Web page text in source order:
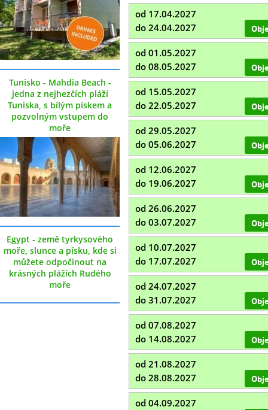
Tunisko - Mahdia Beach -
jedna z nejhezčích pláží
Tuniska, s bílým pískem a
pozvolným vstupem do
moře
Egypt - země tyrkysového
moře, slunce a písku, kde si
můžete odpočinout na
krásných plážích Rudého
moře
od 17.04.2027
do 24.04.2027
od 01.05.2027
do 08.05.2027
od 15.05.2027
do 22.05.2027
od 29.05.2027
do 05.06.2027
od 12.06.2027
do 19.06.2027
od 26.06.2027
do 03.07.2027
od 10.07.2027
do 17.07.2027
od 24.07.2027
do 31.07.2027
od 07.08.2027
do 14.08.2027
od 21.08.2027
do 28.08.2027
od 04.09.2027